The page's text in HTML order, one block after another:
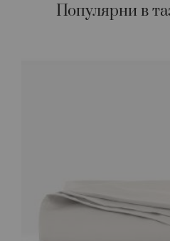
Популярни в